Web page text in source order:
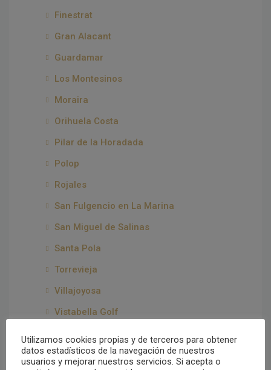
Finestrat
Gran Alacant
Guardamar
Los Montesinos
Moraira
Orihuela Costa
Pilar de la Horadada
Polop
Rojales
San Fulgencio en La Marina
San Miguel de Salinas
Santa Pola
Torrevieja
Villajoyosa
Vistabella Golf
Águilas
Utilizamos cookies propias y de terceros para obtener
datos estadísticos de la navegación de nuestros
usuarios y mejorar nuestros servicios. Si acepta o